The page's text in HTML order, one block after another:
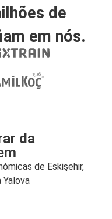
de
em nós.
da
de Eskişehir,
Yalova